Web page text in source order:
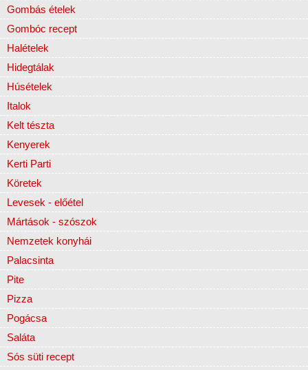
Gombás ételek
Gombóc recept
Halételek
Hidegtálak
Húsételek
Italok
Kelt tészta
Kenyerek
Kerti Parti
Köretek
Levesek - előétel
Mártások - szószok
Nemzetek konyhái
Palacsinta
Pite
Pizza
Pogácsa
Saláta
Sós süti recept